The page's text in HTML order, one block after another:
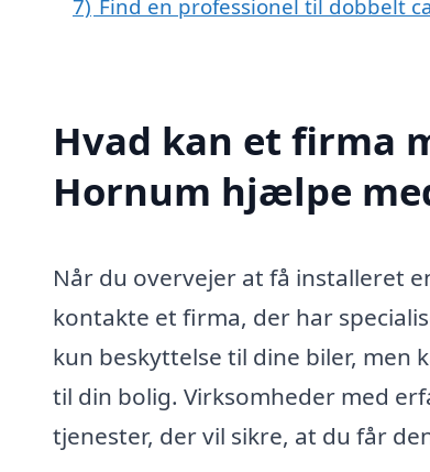
7) Find en professionel til dobbelt
Hvad kan et firma
Hornum hjælpe
Når du overvejer at få installeret
kontakte et firma, der har
kun beskyttelse til dine biler, men
til din bolig. Virksomheder med
tjenester, der vil sikre, at du får